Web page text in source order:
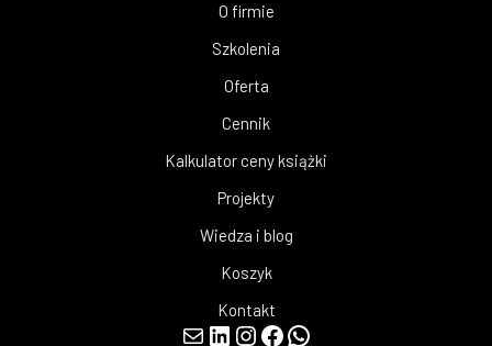
O firmie
Szkolenia
Oferta
Cennik
Kalkulator ceny książki
Projekty
Wiedza i blog
Koszyk
Kontakt